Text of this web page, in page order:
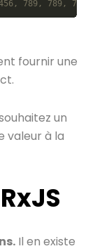
789, 789, 789
fournir une
un
valeur à la
Il en existe